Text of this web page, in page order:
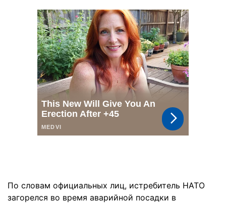
По словам официальных лиц, истребитель НАТО
загорелся во время аварийной посадки в